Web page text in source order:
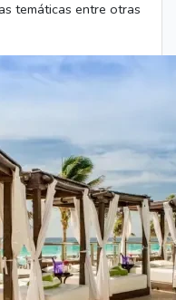
temáticas entre otras